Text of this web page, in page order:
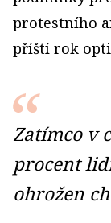
protestního
příští rok
Zatímco v
procent
ohrožen